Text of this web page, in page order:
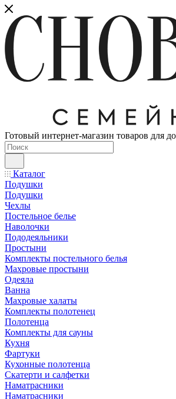
Готовый интернет-магазин товаров для
Каталог
Подушки
Подушки
Чехлы
Постельное белье
Наволочки
Пододеяльники
Простыни
Комплекты постельного белья
Махровые простыни
Одеяла
Ванна
Махровые халаты
Комплекты полотенец
Полотенца
Комплекты для сауны
Кухня
Фартуки
Кухонные полотенца
Скатерти и салфетки
Наматрасники
Наматрасники